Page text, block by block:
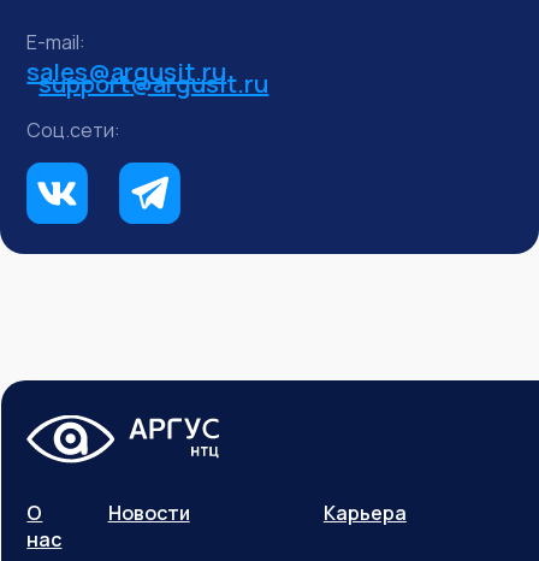
E-mail:
Соц.сети:
support@argusit.ru
sales@argusit.ru
О
нас
Новости Карьера